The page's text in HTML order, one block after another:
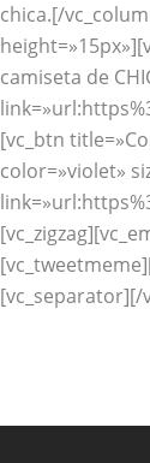
chica.[/
camiseta de
[vc_btn
color=»violet»
[vc_separator][/